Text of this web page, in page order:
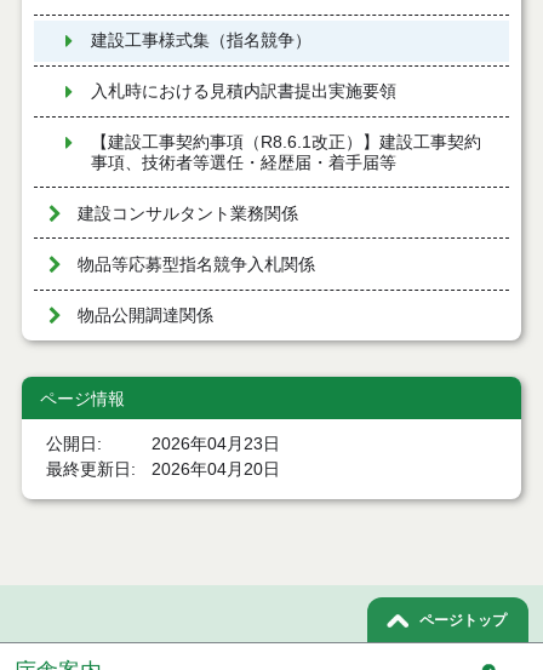
建設工事様式集（指名競争）
入札時における見積内訳書提出実施要領
【建設工事契約事項（R8.6.1改正）】建設工事契約
事項、技術者等選任・経歴届・着手届等
建設コンサルタント業務関係
物品等応募型指名競争入札関係
物品公開調達関係
ページ情報
公開日
2026年04月23日
最終更新日
2026年04月20日
ページトップ